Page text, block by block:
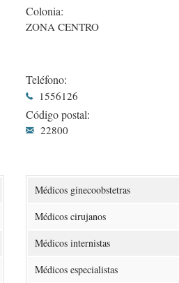
Colonia:
ZONA CENTRO
Teléfono:
1556126
Código postal:
22800
Médicos ginecoobstetras
Médicos cirujanos
Médicos internistas
Médicos especialistas